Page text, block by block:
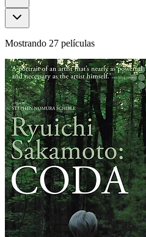
Mostrando 27 películas